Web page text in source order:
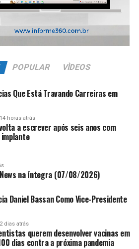
POPULAR VÌDEOS
Que Está Travando Carreiras em
14 horas atrás
a escrever após seis anos com
implante
na íntegra (07/08/2026)
Daniel Bassan Como Vice-Presidente
2 dias atrás
querem desenvolver vacinas em
dias contra a próxima pandemia